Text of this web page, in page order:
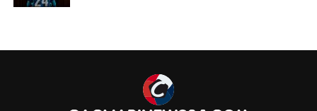
raccolto apprezzamenti in Italia e in club
ambiziosi come l’Atalanta, e persino della